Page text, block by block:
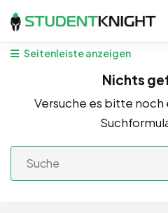
Seitenleiste anzeigen
Nichts
Versuche es bitte noch